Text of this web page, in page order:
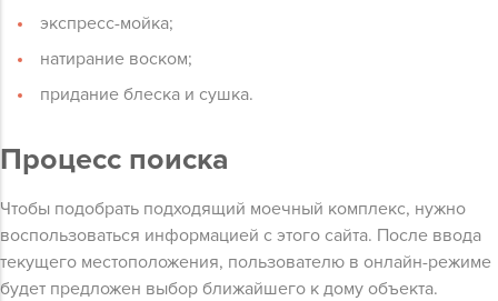
экспресс-мойка;
натирание воском;
придание блеска и сушка.
Процесс поиска
Чтобы подобрать подходящий моечный комплекс, нужно
воспользоваться информацией с этого сайта. После ввода
текущего местоположения, пользователю в онлайн-режиме
будет предложен выбор ближайшего к дому объекта.